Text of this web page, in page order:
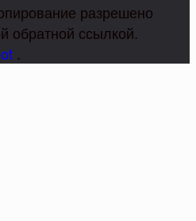
разрешено
обратной ссылкой.
.